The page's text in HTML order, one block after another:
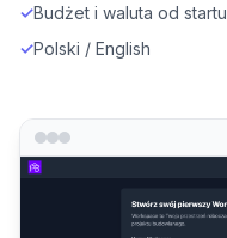
✓Budżet i waluta od startu
✓Polski / English